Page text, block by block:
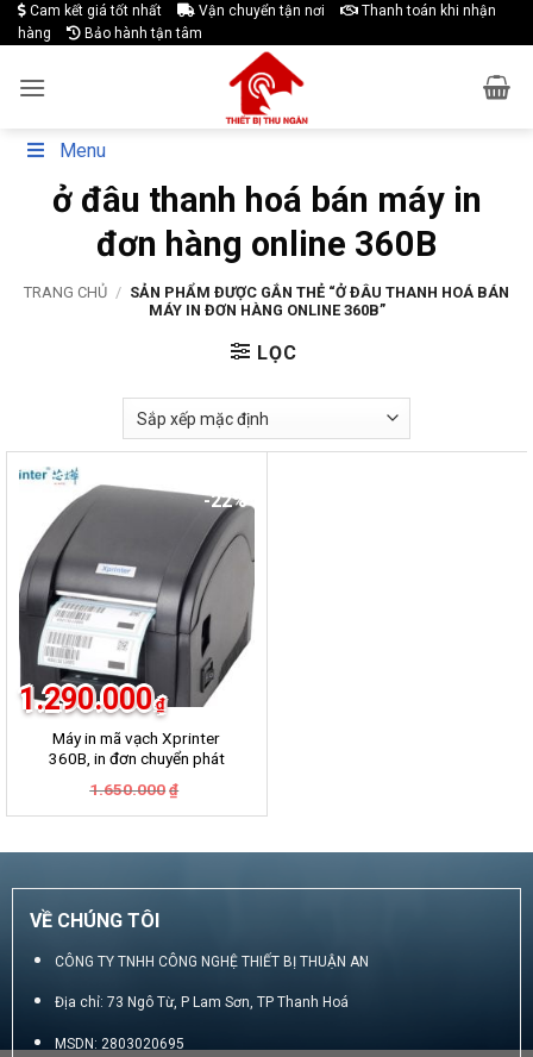
Skip
to
Cam kết giá tốt nhất Vận chuyển tận nơi
Thanh toán khi nhận
hàng
Bảo hành tận tâm
Menu
ở đâu thanh hoá bán máy in
đơn hàng online 360B
TRANG CHỦ / SẢN PHẨM ĐƯỢC GẮN THẺ “Ở ĐÂU THANH HOÁ BÁN
MÁY IN ĐƠN HÀNG ONLINE 360B”
LỌC
-22%
Máy in mã vạch Xprinter
360B, in đơn chuyển phát
VNpost, Best, J&T
1.650.000 ₫
là:
1.290.000 ₫
tại
1.290.000₫.
VỀ CHÚNG TÔI
CÔNG TY TNHH CÔNG NGHỆ THIẾT BỊ THUẬN AN
Địa chỉ: 73 Ngô Từ, P Lam Sơn, TP Thanh Hoá
MSDN: 2803020695